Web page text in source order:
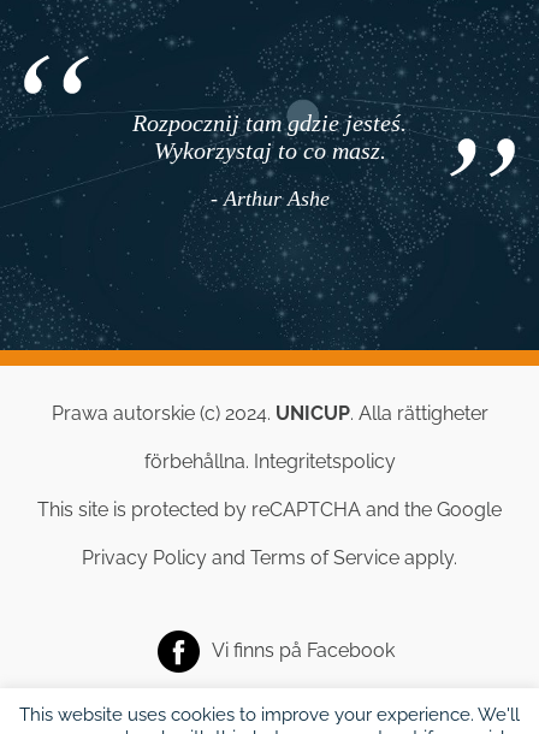
Rozpocznij tam gdzie jesteś.
Wykorzystaj to co masz.
- Arthur Ashe
Prawa autorskie (c) 2024. UNICUP. Alla rättigheter
förbehållna. Integritetspolicy
This site is protected by reCAPTCHA and the Google
Privacy Policy and Terms of Service apply.
Vi finns på Facebook
This website uses cookies to improve your experience. We'll